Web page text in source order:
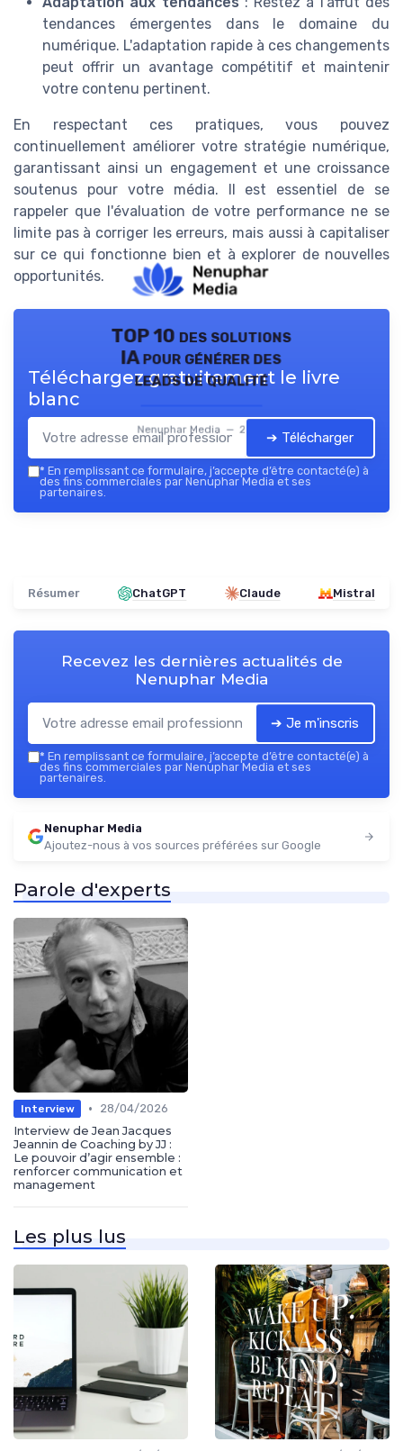
tendances émergentes dans le domaine du
numérique. L'adaptation rapide à ces changements
peut offrir un avantage compétitif et maintenir
votre contenu pertinent.
En respectant ces pratiques, vous pouvez
continuellement améliorer votre stratégie numérique,
garantissant ainsi un engagement et une croissance
soutenus pour votre média. Il est essentiel de se
rappeler que l'évaluation de votre performance ne se
limite pas à corriger les erreurs, mais aussi à capitaliser
sur ce qui fonctionne bien et à explorer de nouvelles
opportunités.
TOP 10 des solutions
IA pour générer des
leads de qualité
Nenuphar Media — 2026
Téléchargez gratuitement le livre
blanc
➔ Télécharger
* En remplissant ce formulaire, j’accepte d’être contacté(e) à
des fins commerciales par Nenuphar Media et ses
partenaires.
Résumer ChatGPT Claude Mistral
Recevez les dernières actualités de
Nenuphar Media
➔ Je m'inscris
* En remplissant ce formulaire, j’accepte d’être contacté(e) à
des fins commerciales par Nenuphar Media et ses
partenaires.
Nenuphar Media
Ajoutez-nous à vos sources préférées sur Google
Parole d'experts
Interview •
28/04/2026
Interview de Jean Jacques
Jeannin de Coaching by JJ :
Le pouvoir d’agir ensemble :
renforcer communication et
management
Les plus lus